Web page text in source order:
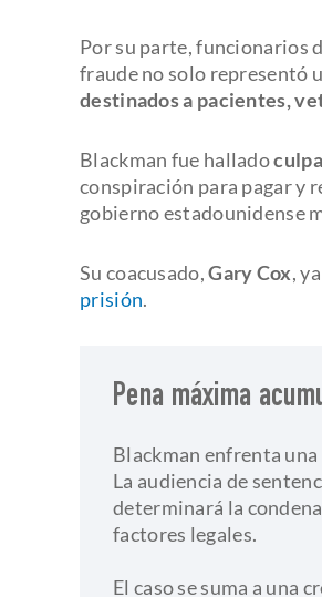
Por su parte, funcionarios
fraude no solo representó
destinados a pacientes,
Blackman fue hallado
conspiración para pagar y
gobierno estadounidense
Su coacusado,Gary Cox,
prisión.
Pena máxima
Blackman enfrenta una
La audiencia de
determinará la
factores legales.
​El caso se suma a una